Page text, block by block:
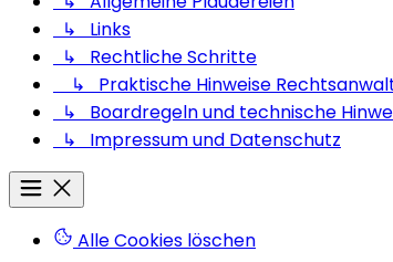
↳ Links
↳ Rechtliche Schritte
↳ Praktische Hinweise
↳ Boardregeln und technische
↳ Impressum und Datenschutz
Alle Cookies löschen